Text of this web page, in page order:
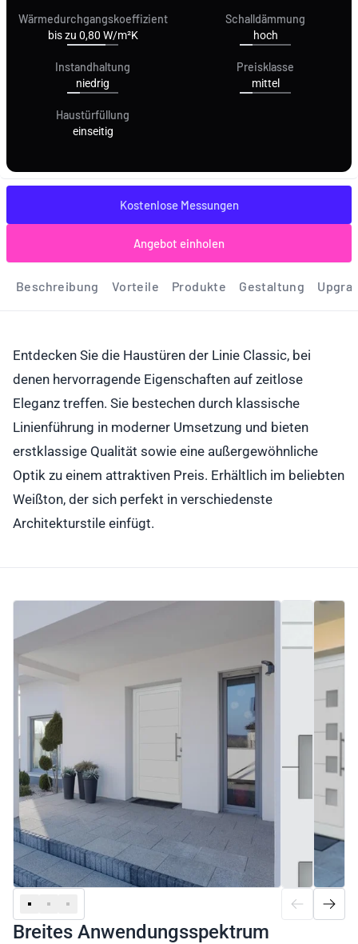
Wärmedurchgangskoeffizient
bis zu 0,80 W/m²K
Schalldämmung
hoch
Instandhaltung
niedrig
Preisklasse
mittel
Haustürfüllung
einseitig
Beschreibung Vorteile Produkte Gestaltung
Kostenlose Messungen
Angebot einholen
Entdecken Sie die Haustüren der Linie Classic, bei
denen hervorragende Eigenschaften auf zeitlose
Eleganz treffen. Sie bestechen durch klassische
Linienführung in moderner Umsetzung und bieten
erstklassige Qualität sowie eine außergewöhnliche
Optik zu einem attraktiven Preis. Erhältlich im beliebten
Weißton, der sich perfekt in verschiedenste
Architekturstile einfügt.
Breites Anwendungsspektrum